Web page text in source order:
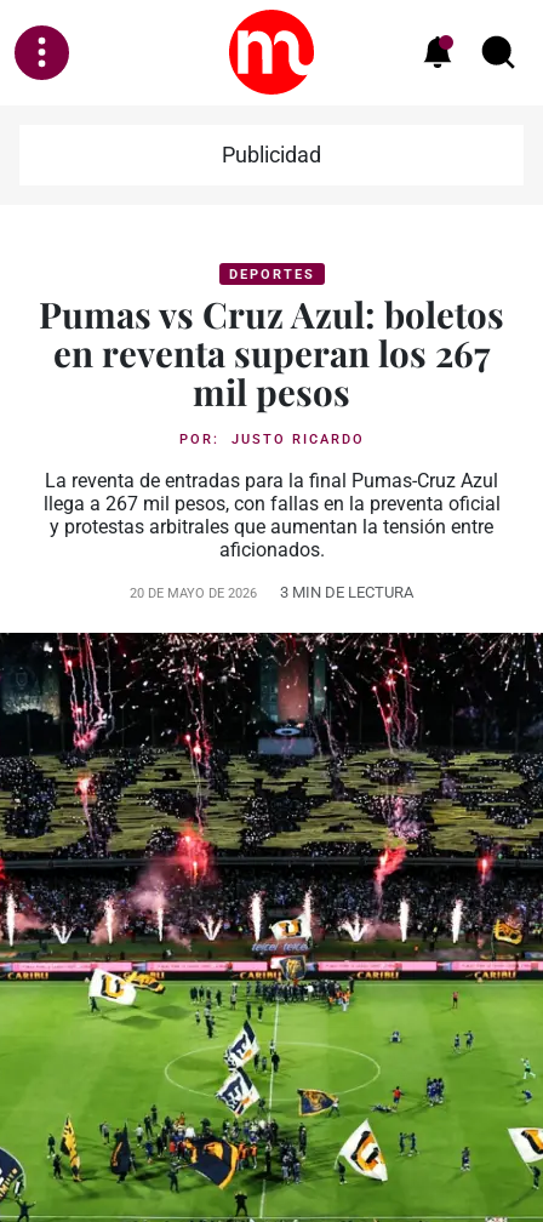
Publicidad
DEPORTES
Pumas vs Cruz Azul: boletos
en reventa superan los 267
mil pesos
POR: JUSTO RICARDO
La reventa de entradas para la final Pumas-Cruz Azul
llega a 267 mil pesos, con fallas en la preventa oficial
y protestas arbitrales que aumentan la tensión entre
aficionados.
20 DE MAYO DE 2026 3 MIN DE LECTURA